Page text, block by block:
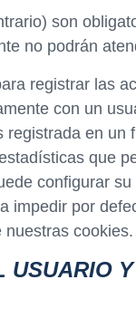
son
no podrán
registrar las
con un
en un
que
configurar
impedir por
cookies.
USUARIO